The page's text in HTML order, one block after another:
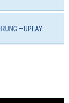
—UPLAY